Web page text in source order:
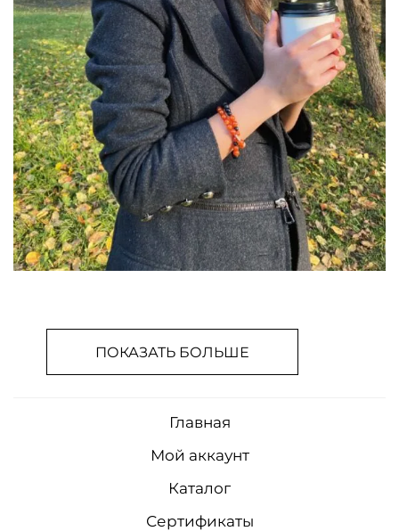
ПОКАЗАТЬ БОЛЬШЕ
Главная
Мой аккаунт
Каталог
Сертификаты